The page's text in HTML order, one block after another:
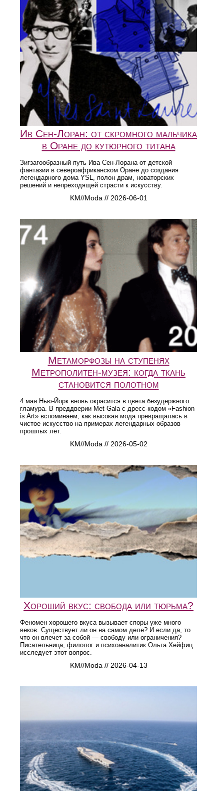
Ив Сен-Лоран: от скромного мальчика
в Оране до кутюрного титана
Зигзагообразный путь Ива Сен-Лорана от детской
фантазии в североафриканском Оране до создания
легендарного дома YSL, полон драм, новаторских
решений и непреходящей страсти к искусству.
KM//Moda // 2026-06-01
Метаморфозы на ступенях
Метрополитен-музея: когда ткань
становится полотном
4 мая Нью-Йорк вновь окрасится в цвета безудержного
гламура. В преддверии Met Gala с дресс-кодом «Fashion
is Art» вспоминаем, как высокая мода превращалась в
чистое искусство на примерах легендарных образов
прошлых лет.
KM//Moda // 2026-05-02
Хороший вкус: свобода или тюрьма?
Феномен хорошего вкуса вызывает споры уже много
веков. Существует ли он на самом деле? И если да, то
что он влечет за собой — свободу или ограничения?
Писательница, филолог и психоаналитик Ольга Хейфиц
исследует этот вопрос.
KM//Moda // 2026-04-13